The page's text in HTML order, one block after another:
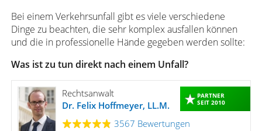
Bei einem Verkehrsunfall gibt es viele verschiedene
Dinge zu beachten, die sehr komplex ausfallen können
und die in professionelle Hände gegeben werden sollte:
Was ist zu tun direkt nach einem Unfall?
PARTNER
SEIT 2010
Rechtsanwalt
Dr. Felix Hoffmeyer, LL.M.
3567 Bewertungen